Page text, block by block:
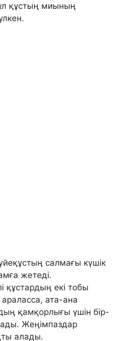
құстың миының
салмағы күшік
жетеді.
құстардың екі тобы
ата-ана
қамқорлығы үшін бір-
Жеңімпаздар
алады.